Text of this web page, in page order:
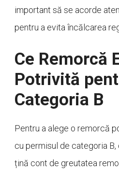
important să se acorde
pentru a evita încălcarea
Ce Remorcă
Potrivită
Categoria B
Pentru a alege o remorcă
cu permisul de categoria
țină cont de greutatea